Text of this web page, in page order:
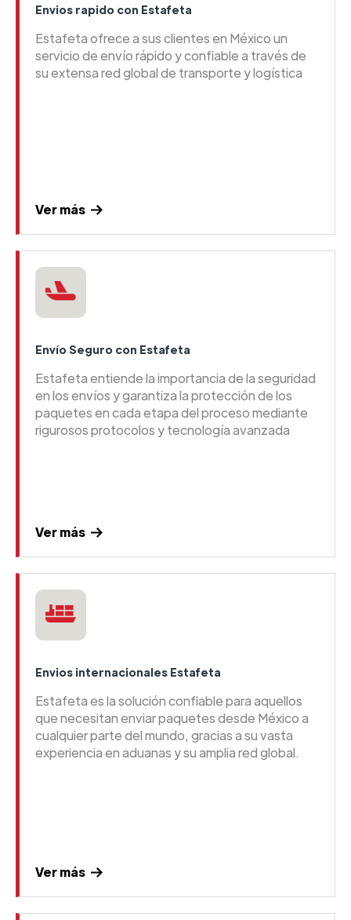
Envios rapido con Estafeta
Estafeta ofrece a sus clientes en México un
servicio de envío rápido y confiable a través de
su extensa red global de transporte y logística
Ver más
Envío Seguro con Estafeta
Estafeta entiende la importancia de la seguridad
en los envíos y garantiza la protección de los
paquetes en cada etapa del proceso mediante
rigurosos protocolos y tecnología avanzada
Ver más
Envios internacionales Estafeta
Estafeta es la solución confiable para aquellos
que necesitan enviar paquetes desde México a
cualquier parte del mundo, gracias a su vasta
experiencia en aduanas y su amplia red global.
Ver más